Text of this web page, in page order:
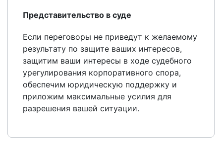
Представительство в суде
Если переговоры не приведут к желаемому
результату по защите ваших интересов,
защитим ваши интересы в ходе судебного
урегулирования корпоративного спора,
обеспечим юридическую поддержку и
приложим максимальные усилия для
разрешения вашей ситуации.